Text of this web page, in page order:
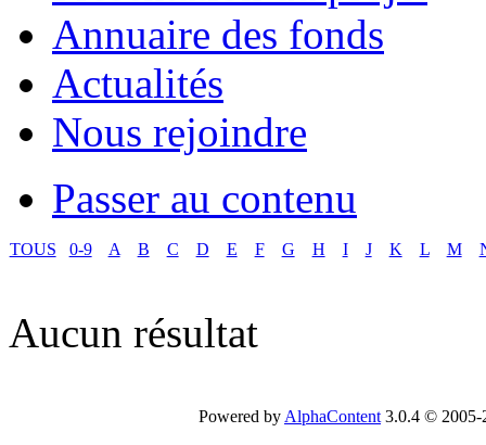
Annuaire des fonds
Actualités
Nous rejoindre
Passer au contenu
TOUS 0-9 A B C D E F G H I J K L M
Aucun résultat
Powered by AlphaContent 3.0.4 © 2005-